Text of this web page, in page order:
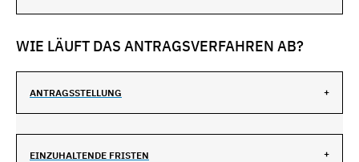
WIE LÄUFT DAS ANTRAGSVERFAHREN AB?
ANTRAGSSTELLUNG
EINZUHALTENDE FRISTEN